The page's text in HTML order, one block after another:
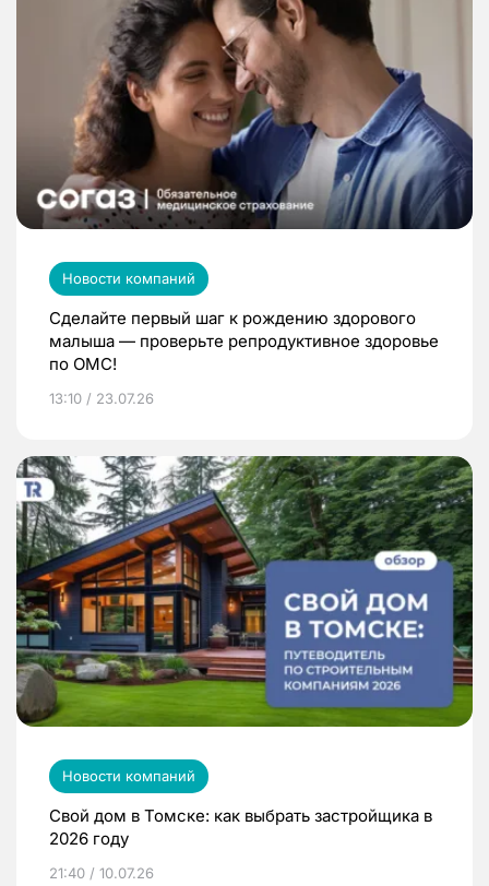
Новости компаний
Сделайте первый шаг к рождению здорового
малыша — проверьте репродуктивное здоровье
по ОМС!
13:10 / 23.07.26
Новости компаний
Свой дом в Томске: как выбрать застройщика в
2026 году
21:40 / 10.07.26